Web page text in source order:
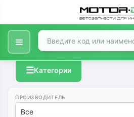
☰Категории
ПРОИЗВОДИТЕЛЬ
Все